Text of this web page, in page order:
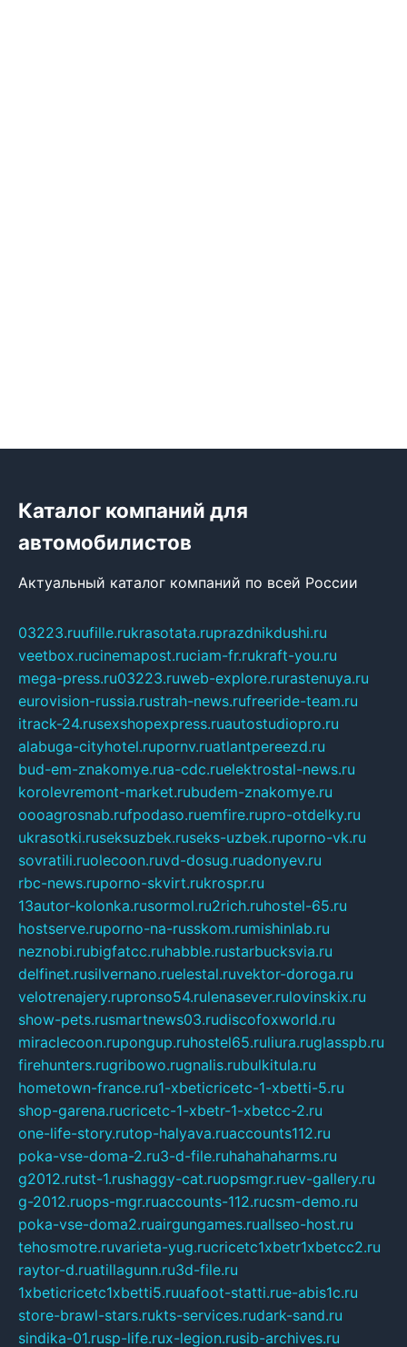
Каталог компаний для
автомобилистов
Актуальный каталог компаний по всей России
03223.ruufille.rukrasotata.ruprazdnikdushi.ru
veetbox.rucinemapost.ruciam-fr.rukraft-you.ru
mega-press.ru03223.ruweb-explore.rurastenuya.ru
eurovision-russia.rustrah-news.rufreeride-team.ru
itrack-24.rusexshopexpress.ruautostudiopro.ru
alabuga-cityhotel.rupornv.ruatlantpereezd.ru
bud-em-znakomye.rua-cdc.ruelektrostal-news.ru
korolevremont-market.rubudem-znakomye.ru
oooagrosnab.rufpodaso.ruemfire.rupro-otdelky.ru
ukrasotki.ruseksuzbek.ruseks-uzbek.ruporno-vk.ru
sovratili.ruolecoon.ruvd-dosug.ruadonyev.ru
rbc-news.ruporno-skvirt.rukrospr.ru
13autor-kolonka.rusormol.ru2rich.ruhostel-65.ru
hostserve.ruporno-na-russkom.rumishinlab.ru
neznobi.rubigfatcc.ruhabble.rustarbucksvia.ru
delfinet.rusilvernano.ruelestal.ruvektor-doroga.ru
velotrenajery.rupronso54.rulenasever.rulovinskix.ru
show-pets.rusmartnews03.rudiscofoxworld.ru
miraclecoon.rupongup.ruhostel65.ruliura.ruglasspb.ru
firehunters.rugribowo.rugnalis.rubulkitula.ru
hometown-france.ru1-xbeticricetc-1-xbetti-5.ru
shop-garena.rucricetc-1-xbetr-1-xbetcc-2.ru
one-life-story.rutop-halyava.ruaccounts112.ru
poka-vse-doma-2.ru3-d-file.ruhahahaharms.ru
g2012.rutst-1.rushaggy-cat.ruopsmgr.ruev-gallery.ru
g-2012.ruops-mgr.ruaccounts-112.rucsm-demo.ru
poka-vse-doma2.ruairgungames.ruallseo-host.ru
tehosmotre.ruvarieta-yug.rucricetc1xbetr1xbetcc2.ru
raytor-d.ruatillagunn.ru3d-file.ru
1xbeticricetc1xbetti5.ruuafoot-statti.rue-abis1c.ru
store-brawl-stars.rukts-services.rudark-sand.ru
sindika-01.rusp-life.rux-legion.rusib-archives.ru